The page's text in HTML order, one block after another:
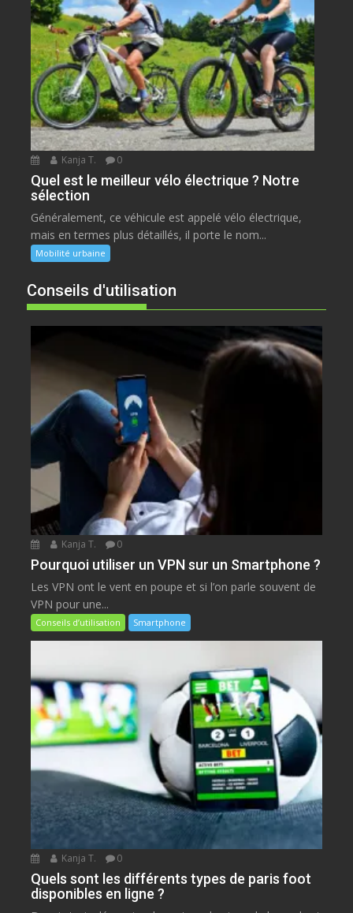
Kanja T. 0
Quel est le meilleur vélo électrique ? Notre
sélection
Généralement, ce véhicule est appelé vélo électrique,
mais en termes plus détaillés, il porte le nom...
Mobilité urbaine
Conseils d'utilisation
Kanja T. 0
Pourquoi utiliser un VPN sur un Smartphone ?
Les VPN ont le vent en poupe et si l’on parle souvent de
VPN pour une...
Conseils d’utilisation Smartphone
Kanja T. 0
Quels sont les différents types de paris foot
disponibles en ligne ?